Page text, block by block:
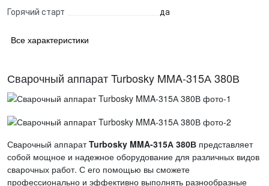
Горячий старт
да
Все характеристики
Сварочный аппарат Turbosky MMA-315А 380В
Сварочный аппаратTurbosky MMA-315А 380В представляет
собой мощное и надежное оборудование для различных видов
сварочных работ. С его помощью вы сможете
профессионально и эффективно выполнять разнообразные